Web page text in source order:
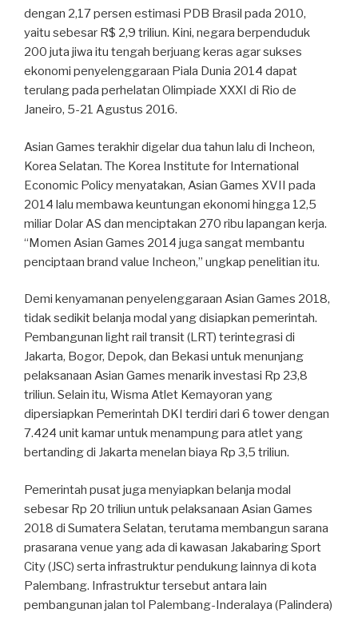
dengan 2,17 persen estimasi PDB Brasil pada 2010,
yaitu sebesar R$ 2,9 triliun. Kini, negara berpenduduk
200 juta jiwa itu tengah berjuang keras agar sukses
ekonomi penyelenggaraan Piala Dunia 2014 dapat
terulang pada perhelatan Olimpiade XXXI di Rio de
Janeiro, 5-21 Agustus 2016.
Asian Games terakhir digelar dua tahun lalu di Incheon,
Korea Selatan. The Korea Institute for International
Economic Policy menyatakan, Asian Games XVII pada
2014 lalu membawa keuntungan ekonomi hingga 12,5
miliar Dolar AS dan menciptakan 270 ribu lapangan kerja.
“Momen Asian Games 2014 juga sangat membantu
penciptaan brand value Incheon,” ungkap penelitian itu.
Demi kenyamanan penyelenggaraan Asian Games 2018,
tidak sedikit belanja modal yang disiapkan pemerintah.
Pembangunan light rail transit (LRT) terintegrasi di
Jakarta, Bogor, Depok, dan Bekasi untuk menunjang
pelaksanaan Asian Games menarik investasi Rp 23,8
triliun. Selain itu, Wisma Atlet Kemayoran yang
dipersiapkan Pemerintah DKI terdiri dari 6 tower dengan
7.424 unit kamar untuk menampung para atlet yang
bertanding di Jakarta menelan biaya Rp 3,5 triliun.
Pemerintah pusat juga menyiapkan belanja modal
sebesar Rp 20 triliun untuk pelaksanaan Asian Games
2018 di Sumatera Selatan, terutama membangun sarana
prasarana venue yang ada di kawasan Jakabaring Sport
City (JSC) serta infrastruktur pendukung lainnya di kota
Palembang. Infrastruktur tersebut antara lain
pembangunan jalan tol Palembang-Inderalaya (Palindera)